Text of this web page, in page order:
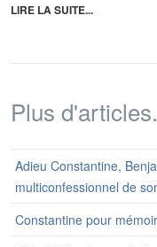
LIRE LA SUITE...
Plus
Adieu Constantine,
multiconfessionnel de
Constantine pour